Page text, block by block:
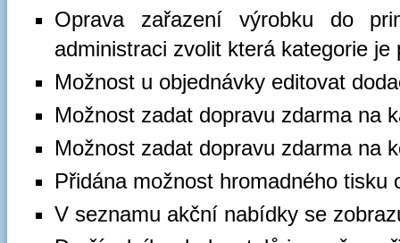
Oprava zařazení výrobku do
administraci zvolit která kategorie
Možnost u objednávky editovat
Možnost zadat dopravu zdarma na
Možnost zadat dopravu zdarma na
Přidána možnost hromadného tisku
V seznamu akční nabídky se